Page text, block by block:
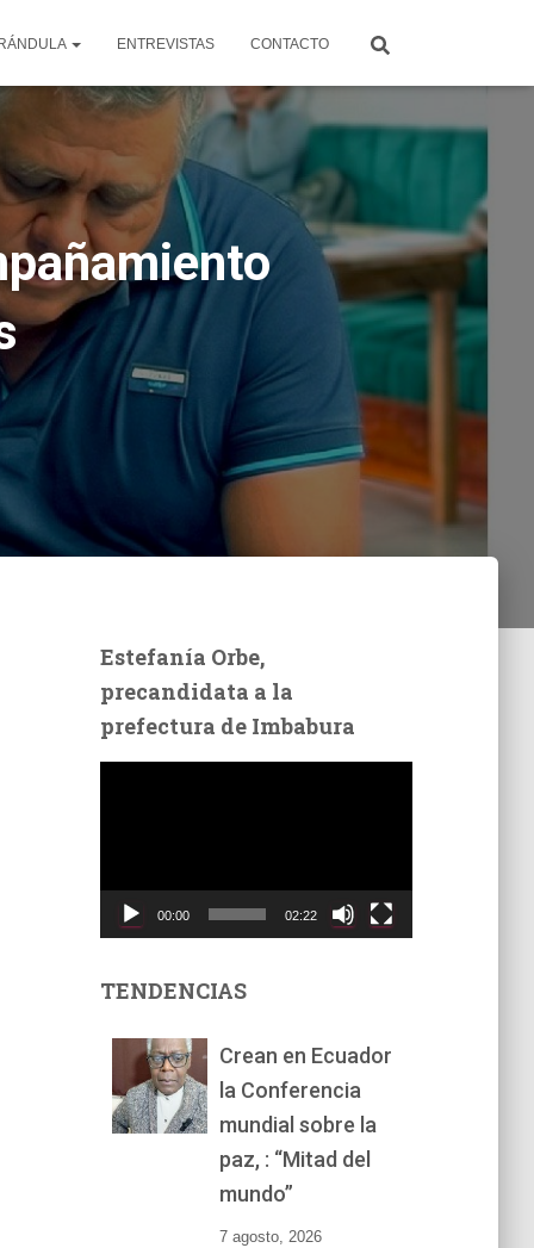
ENTREVISTAS CONTACTO
Estefanía Orbe,
precandidata a la
prefectura de Imbabura
t
00:00 02:22
TENDENCIAS
Crean en Ecuador
la Conferencia
mundial sobre la
paz, : “Mitad del
mundo”
7 agosto, 2026